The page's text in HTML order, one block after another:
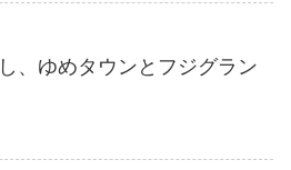
、ゆめタウンとフジグラン